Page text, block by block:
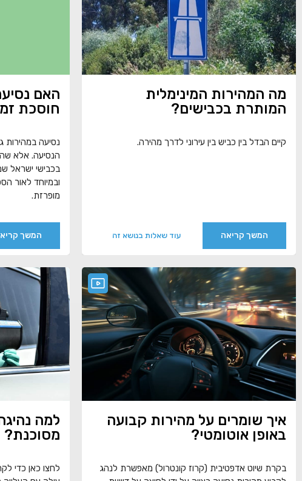
מה המהירות המינימלית
המותרת בכבישים?
קיים הבדל בין כביש בין עירוני לדרך מהירה.
המשך קריאה עוד שאלות בנושא זה
האם
חוסכת
נסיעה במהירות
הנסיעה. אלא
בכבישי ישראל
ובמיוחד לאור
מופרזת.
המשך
איך שומרים על מהירות קבועה
באופן אוטומטי?
בקרת שיוט אדפטיבית (קרוז קונטרול) מאפשרת לנהג
למה
מסוכנת?
לחצו כאן כדי